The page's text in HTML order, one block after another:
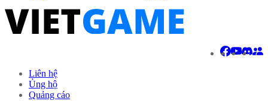
Liên hệ
Ủng hộ
Quảng cáo